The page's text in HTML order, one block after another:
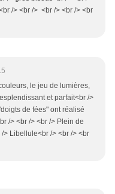
/> <br /> <br /> <br /> <br
le jeu de lumières,
et parfait<br />
de fées" ont réalisé
/> <br /> <br /> Plein de
> Libellule<br /> <br /> <br